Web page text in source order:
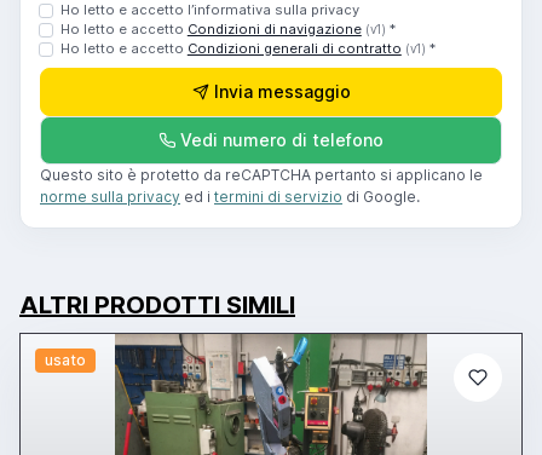
Ho letto e accetto l’informativa sulla privacy
Ho letto e accetto Condizioni di navigazione (v1) *
Ho letto e accetto Condizioni generali di contratto (v1) *
Invia messaggio
Vedi numero di telefono
Questo sito è protetto da reCAPTCHA pertanto si applicano le
norme sulla privacy ed i termini di servizio di Google.
ALTRI PRODOTTI SIMILI
usato